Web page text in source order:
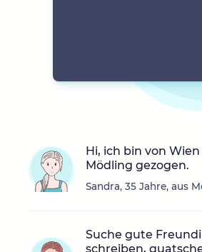
Hi, ich bin von
Mödling gezogen.
Sandra, 35 Jahre, aus
Suche gute
schreiben,